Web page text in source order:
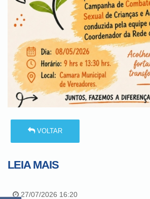
VOLTAR
LEIA MAIS
27/07/2026 16:20